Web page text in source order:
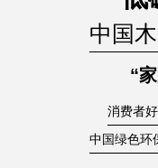
中国
“
消费者
中国绿色环